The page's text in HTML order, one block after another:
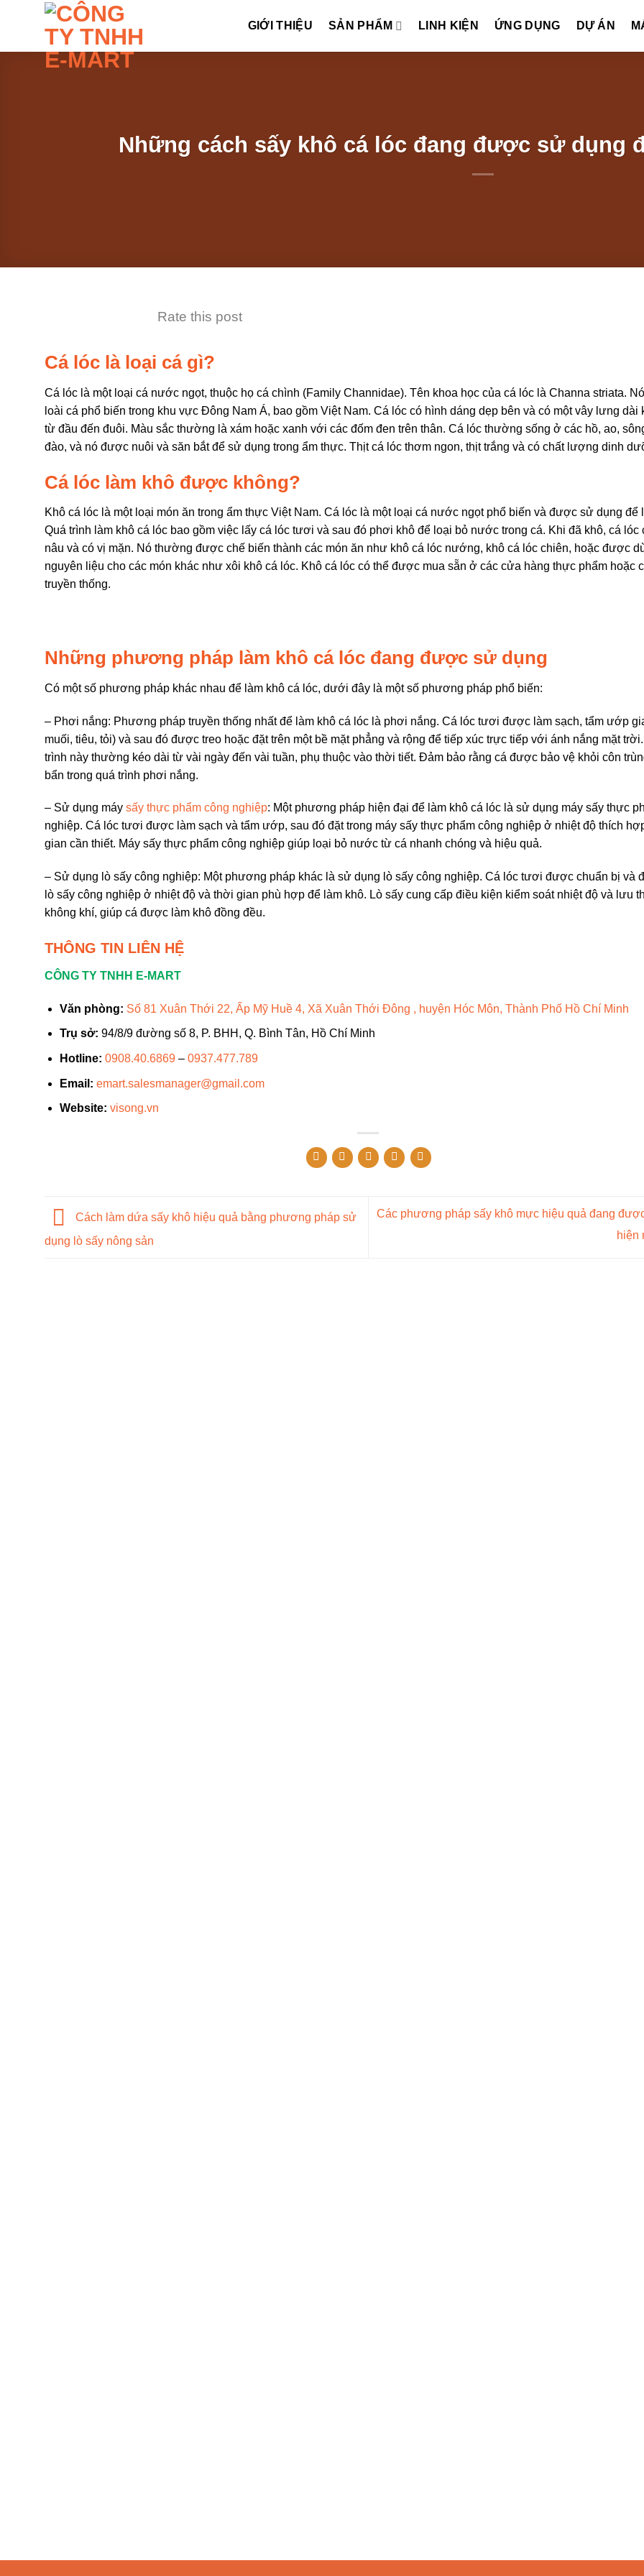
GIỚI THIỆU SẢN PHẨM LINH KIỆN ỨNG DỤNG DỰ ÁN
Những cách sấy khô cá lóc đang được sử dụng
Rate this post
Cá lóc là loại cá gì?
Cá lóc là một loại cá nước ngọt, thuộc họ cá chình (Family Channidae). Tên khoa học của cá lóc là Channa striata.
loài cá phổ biến trong khu vực Đông Nam Á, bao gồm Việt Nam. Cá lóc có hình dáng dẹp bên và có một vây lưng dài
từ đầu đến đuôi. Màu sắc thường là xám hoặc xanh với các đốm đen trên thân. Cá lóc thường sống ở các hồ, ao,
đào, và nó được nuôi và săn bắt để sử dụng trong ẩm thực. Thịt cá lóc thơm ngon, thịt trắng và có chất lượng dinh
Cá lóc làm khô được không?
Khô cá lóc là một loại món ăn trong ẩm thực Việt Nam. Cá lóc là một loại cá nước ngọt phổ biến và được sử dụng để
Quá trình làm khô cá lóc bao gồm việc lấy cá lóc tươi và sau đó phơi khô để loại bỏ nước trong cá. Khi đã khô, cá lóc
nâu và có vị mặn. Nó thường được chế biến thành các món ăn như khô cá lóc nướng, khô cá lóc chiên, hoặc được
nguyên liệu cho các món khác như xôi khô cá lóc. Khô cá lóc có thể được mua sẵn ở các cửa hàng thực phẩm hoặc
truyền thống.
Những phương pháp làm khô cá lóc đang được sử dụng
Có một số phương pháp khác nhau để làm khô cá lóc, dưới đây là một số phương pháp phổ biến:
– Phơi nắng: Phương pháp truyền thống nhất để làm khô cá lóc là phơi nắng. Cá lóc tươi được làm sạch, tẩm ướp
muối, tiêu, tỏi) và sau đó được treo hoặc đặt trên một bề mặt phẳng và rộng để tiếp xúc trực tiếp với ánh nắng mặt
trình này thường kéo dài từ vài ngày đến vài tuần, phụ thuộc vào thời tiết. Đảm bảo rằng cá được bảo vệ khỏi côn
bẩn trong quá trình phơi nắng.
– Sử dụng máy sấy thực phẩm công nghiệp: Một phương pháp hiện đại để làm khô cá lóc là sử dụng máy sấy thực
nghiệp. Cá lóc tươi được làm sạch và tẩm ướp, sau đó đặt trong máy sấy thực phẩm công nghiệp ở nhiệt độ thích
gian cần thiết. Máy sấy thực phẩm công nghiệp giúp loại bỏ nước từ cá nhanh chóng và hiệu quả.
– Sử dụng lò sấy công nghiệp: Một phương pháp khác là sử dụng lò sấy công nghiệp. Cá lóc tươi được chuẩn bị và
lò sấy công nghiệp ở nhiệt độ và thời gian phù hợp để làm khô. Lò sấy cung cấp điều kiện kiểm soát nhiệt độ và lưu
không khí, giúp cá được làm khô đồng đều.
THÔNG TIN LIÊN HỆ
CÔNG TY TNHH E-MART
Văn phòng: Số 81 Xuân Thới 22, Ấp Mỹ Huề 4, Xã Xuân Thới Đông , huyện Hóc Môn, Thành Phố Hồ Chí Minh
Trụ sở: 94/8/9 đường số 8, P. BHH, Q. Bình Tân, Hồ Chí Minh
Hotline: 0908.40.6869– 0937.477.789
Email: emart.salesmanager@gmail.com
Website: visong.vn
Cách làm dứa sấy khô hiệu quả bằng phương pháp sử
dụng lò sấy nông sản
Các phương pháp sấy khô mực hiệu quả đang
hiện